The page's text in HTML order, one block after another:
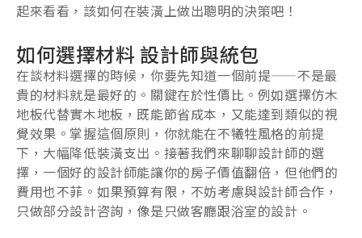
起來看看，該如何在裝潢上做出聰明的決策吧！
如何選擇材料 設計師與統包
在談材料選擇的時候，你要先知道一個前提——不是最
貴的材料就是最好的。關鍵在於性價比。例如選擇仿木
地板代替實木地板，既能節省成本，又能達到類似的視
覺效果。掌握這個原則，你就能在不犧牲風格的前提
下，大幅降低裝潢支出。接著我們來聊聊設計師的選
擇，一個好的設計師能讓你的房子價值翻倍，但他們的
費用也不菲。如果預算有限，不妨考慮與設計師合作，
只做部分設計咨詢，像是只做客廳跟浴室的設計。